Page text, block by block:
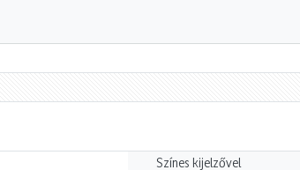
Színes kijelzővel